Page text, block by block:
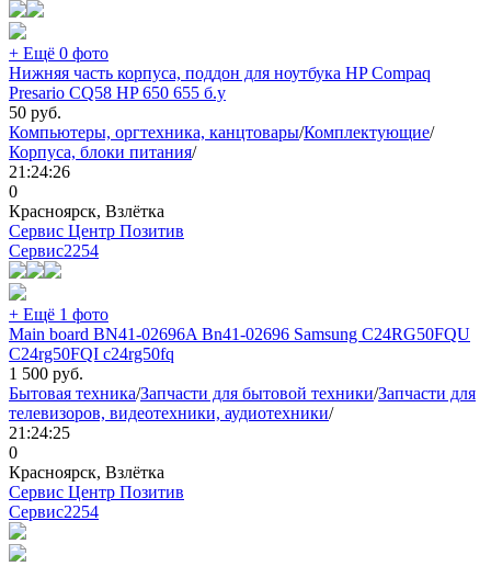
+ Ещё 0 фото
Нижняя часть корпуса, поддон для ноутбука HP Compaq
Presario CQ58 HP 650 655 б.у
50 руб.
Компьютеры, оргтехника, канцтовары/Комплектующие/
Корпуса, блоки питания/
21:24:26
0
Красноярск, Взлётка
Сервис Центр Позитив
Сервис2254
+ Ещё 1 фото
Main board BN41-02696A Bn41-02696 Samsung C24RG50FQU
C24rg50FQI c24rg50fq
1 500 руб.
Бытовая техника/Запчасти для бытовой техники/Запчасти для
телевизоров, видеотехники, аудиотехники/
21:24:25
0
Красноярск, Взлётка
Сервис Центр Позитив
Сервис2254